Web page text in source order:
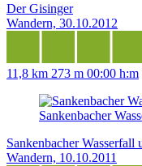
Der Gisinger
Wandern, 30.10.2012
11,8 km 273 m 00:00 h:m
Sankenbacher
Sankenbacher Wasserfall
Wandern, 10.10.2011